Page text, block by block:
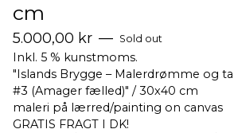
cm
5.000,00 kr — Sold out
Inkl. 5 % kunstmoms.
"Islands Brygge – Malerdrømme og
#3 (Amager fælled)" / 30x40 cm
maleri på lærred/painting on canvas
GRATIS FRAGT I DK!